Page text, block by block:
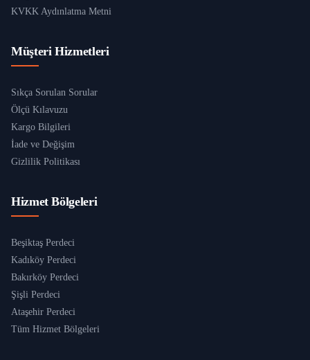
KVKK Aydınlatma Metni
Müşteri Hizmetleri
Sıkça Sorulan Sorular
Ölçü Kılavuzu
Kargo Bilgileri
İade ve Değişim
Gizlilik Politikası
Hizmet Bölgeleri
Beşiktaş Perdeci
Kadıköy Perdeci
Bakırköy Perdeci
Şişli Perdeci
Ataşehir Perdeci
Tüm Hizmet Bölgeleri